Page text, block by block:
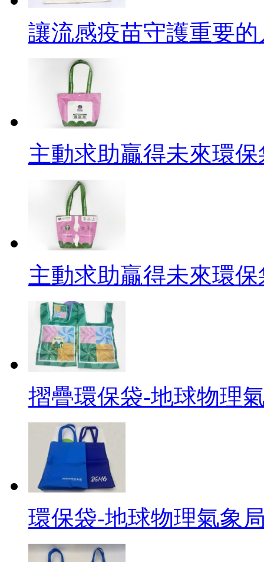
讓流感疫苗守護重要
主動求助贏得未來環
主動求助贏得未來環
摺疊環保袋-地球物理
環保袋-地球物理氣象